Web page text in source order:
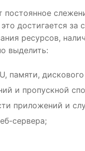
достигается за
ресурсов,
выделить:
памяти,
и пропускной
приложений и
сервера;